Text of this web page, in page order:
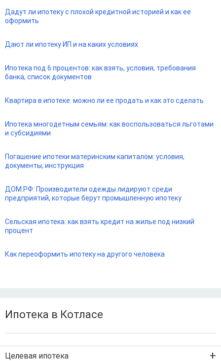
Дадут ли ипотеку с плохой кредитной историей и как ее
оформить
Дают ли ипотеку ИП и на каких условиях
Ипотека под 6 процентов: как взять, условия, требования
банка, список документов
Квартира в ипотеке: можно ли ее продать и как это сделать
Ипотека многодетным семьям: как воспользоваться льготами
и субсидиями
Погашение ипотеки материнским капиталом: условия,
документы, инструкция
ДОМ.РФ: Производители одежды лидируют среди
предприятий, которые берут промышленную ипотеку
Сельская ипотека: как взять кредит на жилье под низкий
процент
Как переоформить ипотеку на другого человека
Ипотека в Котласе
Целевая ипотека